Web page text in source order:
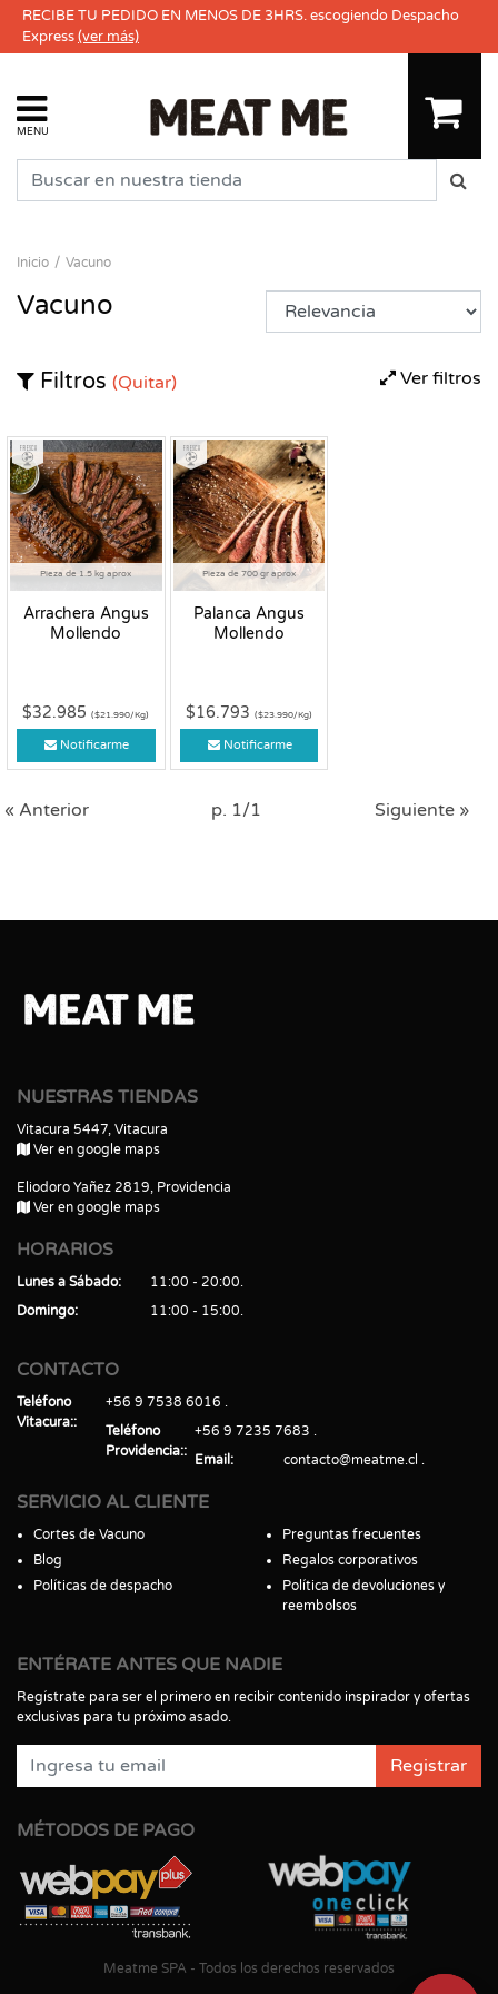
RECIBE TU PEDIDO EN MENOS DE 3HRS. escogiendo Despacho
Express(ver más)
MENU
Inicio Vacuno
Vacuno
Ver filtros
Filtros (Quitar)
Pieza de 1.5 kg aprox
Arrachera Angus
Mollendo
Fresco
$32.985($21.990/Kg)
Notificarme
Pieza de 700 gr aprox
Palanca Angus
Mollendo
Fresco
$16.793 ($23.990/Kg)
Notificarme
« Anterior p. 1/1 Siguiente »
NUESTRAS TIENDAS
Vitacura 5447, Vitacura
Ver en google maps
Eliodoro Yañez 2819, Providencia
Ver en google maps
HORARIOS
Lunes a Sábado
11:00 - 20:00
Domingo
11:00 - 15:00
CONTACTO
Teléfono
Vitacura:
+56 9 7538 6016
Teléfono
Providencia:
+56 9 7235 7683
Email
contacto@meatme.cl
SERVICIO AL CLIENTE
Cortes de Vacuno
Blog
Políticas de despacho
Preguntas frecuentes
Regalos corporativos
Política de devoluciones y
reembolsos
ENTÉRATE ANTES QUE NADIE
Regístrate para ser el primero en recibir contenido inspirador y ofertas
exclusivas para tu próximo asado.
Registrar
MÉTODOS DE PAGO
Meatme SPA - Todos los derechos reservados